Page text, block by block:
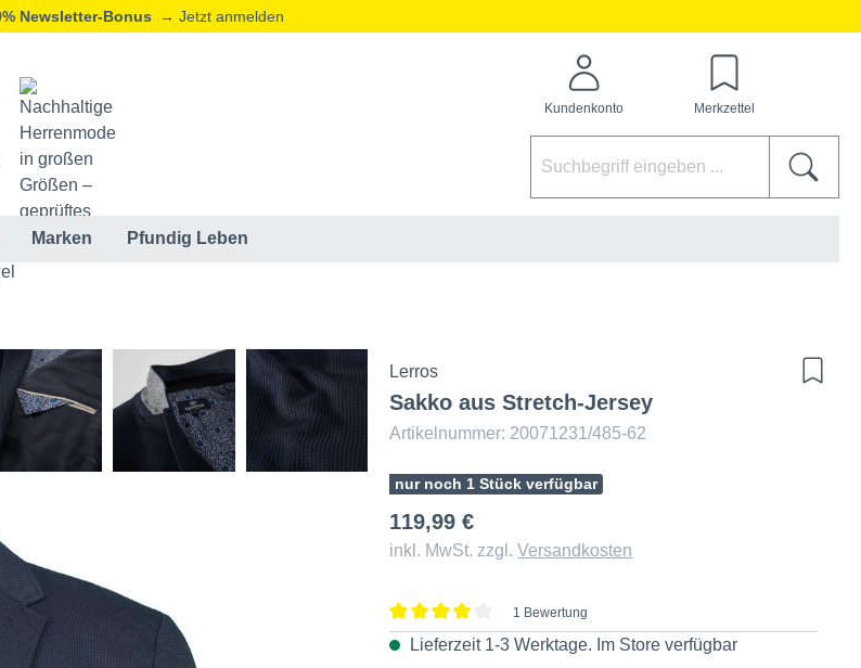
Newsletter-Bonus → Jetzt anmelden
Kundenkonto Merkzettel
Marken Pfundig Leben
Lerros
Sakko aus Stretch-Jersey
Artikelnummer: 20071231/485-62
nur noch 1 Stück verfügbar
119,99 €
inkl. MwSt. zzgl.Versandkosten
Durchschnittliche Bewertung von 4 von 5 Sternen
1 Bewertung
Lieferzeit 1-3 Werktage. Im Store verfügbar